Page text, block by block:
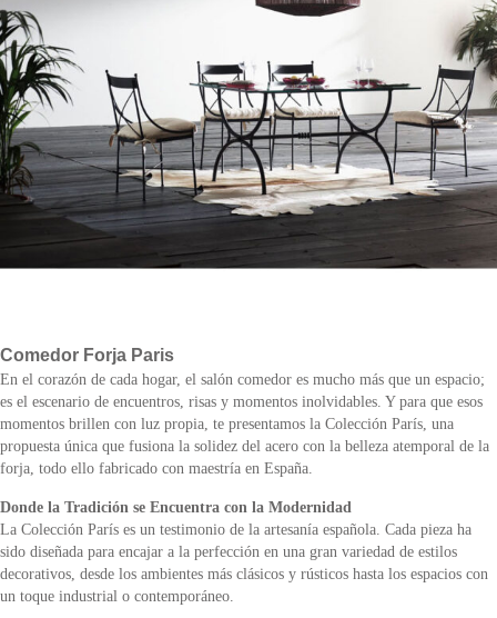
Comedor Forja Paris
En el corazón de cada hogar, el salón comedor es mucho más que un espacio;
es el escenario de encuentros, risas y momentos inolvidables. Y para que esos
momentos brillen con luz propia, te presentamos la Colección París, una
propuesta única que fusiona la solidez del acero con la belleza atemporal de la
forja, todo ello fabricado con maestría en España.
Donde la Tradición se Encuentra con la Modernidad
La Colección París es un testimonio de la artesanía española. Cada pieza ha
sido diseñada para encajar a la perfección en una gran variedad de estilos
decorativos, desde los ambientes más clásicos y rústicos hasta los espacios con
un toque industrial o contemporáneo.